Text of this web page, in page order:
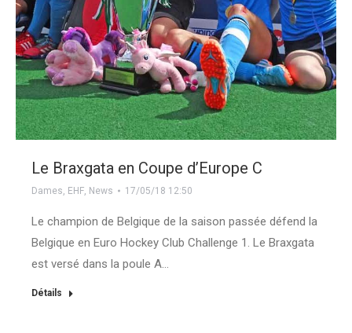
Le Braxgata en Coupe d’Europe C
Dames, EHF, News 17/05/18 12:50
Le champion de Belgique de la saison passée défend la
Belgique en Euro Hockey Club Challenge 1. Le Braxgata
est versé dans la poule A…
Détails